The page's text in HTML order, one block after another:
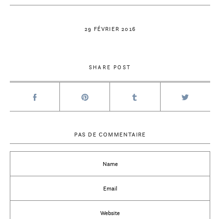
29 FÉVRIER 2016
SHARE POST
PAS DE COMMENTAIRE